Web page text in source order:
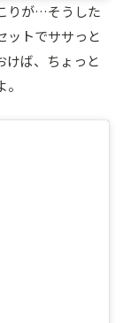
りが…そうした
ットでササっと
けば、ちょっと